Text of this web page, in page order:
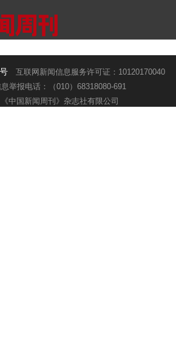
互联网新闻信息服务许可证：10120170040
举报电话：（010）68318080-691
中国新闻周刊》杂志社有限公司